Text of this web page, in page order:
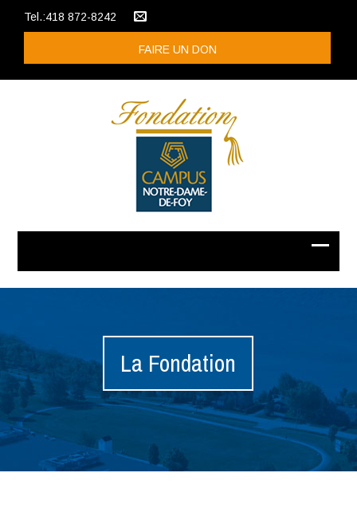
Tel.:418 872-8242
FAIRE UN DON
La Fondation